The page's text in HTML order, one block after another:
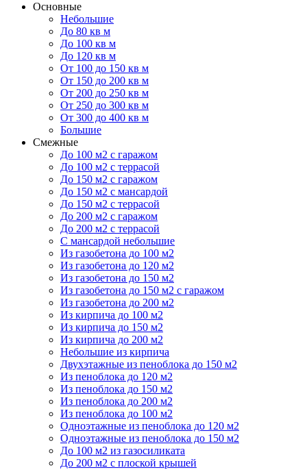
Основные
Небольшие
До 80 кв м
До 100 кв м
До 120 кв м
От 100 до 150 кв м
От 150 до 200 кв м
От 200 до 250 кв м
От 250 до 300 кв м
От 300 до 400 кв м
Большие
Смежные
До 100 м2 с гаражом
До 100 м2 с террасой
До 150 м2 с гаражом
До 150 м2 с мансардой
До 150 м2 с террасой
До 200 м2 с гаражом
До 200 м2 с террасой
С мансардой небольшие
Из газобетона до 100 м2
Из газобетона до 120 м2
Из газобетона до 150 м2
Из газобетона до 150 м2 с гаражом
Из газобетона до 200 м2
Из кирпича до 100 м2
Из кирпича до 150 м2
Из кирпича до 200 м2
Небольшие из кирпича
Двухэтажные из пеноблока до 150 м2
Из пеноблока до 120 м2
Из пеноблока до 150 м2
Из пеноблока до 200 м2
Из пеноблока до 100 м2
Одноэтажные из пеноблока до 120 м2
Одноэтажные из пеноблока до 150 м2
До 100 м2 из газосиликата
До 200 м2 с плоской крышей